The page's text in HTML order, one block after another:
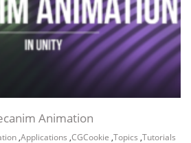
Animation
,Applications ,CGCookie ,Topics ,Tutorials